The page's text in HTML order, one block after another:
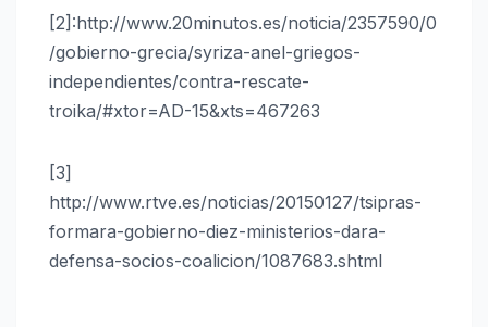
[2]:http://www.20minutos.es/noticia/2357590/0
/gobierno-grecia/syriza-anel-griegos-
independientes/contra-rescate-
troika/#xtor=AD-15&xts=467263
[3]
http://www.rtve.es/noticias/20150127/tsipras-
formara-gobierno-diez-ministerios-dara-
defensa-socios-coalicion/1087683.shtml